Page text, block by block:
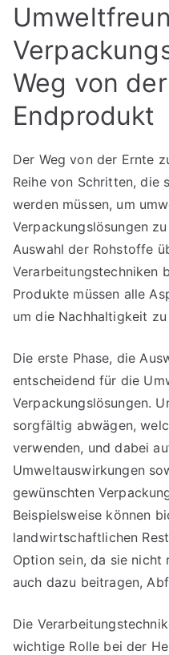
Weg von
Endprodukt
Der Weg von der Ernte
Reihe von Schritten, die
werden müssen, um
Verpackungslösungen
Auswahl der Rohstoffe
Verarbeitungstechniken
Produkte müssen alle
um die Nachhaltigkeit
Die erste Phase, die
entscheidend für die
Verpackungslösungen.
sorgfältig abwägen,
verwenden, und dabei
Umweltauswirkungen
gewünschten
Beispielsweise können
landwirtschaftlichen
Option sein, da sie nicht
auch dazu beitragen,
Die
wichtige Rolle bei der